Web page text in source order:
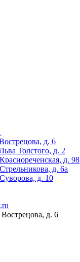
д. 6
Толстого, д. 2
Краснореченская, д. 98
Стрельникова, д. 6а
Суворова, д. 10
д. 6